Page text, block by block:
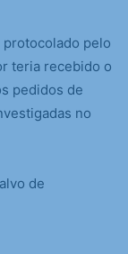
protocolado pelo
teria recebido o
pedidos de
no
de